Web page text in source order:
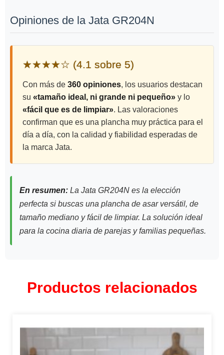
Opiniones de la Jata GR204N
★★★★☆ (4.1 sobre 5)
Con más de 360 opiniones, los usuarios destacan
su «tamaño ideal, ni grande ni pequeño» y lo
«fácil que es de limpiar». Las valoraciones
confirman que es una plancha muy práctica para el
día a día, con la calidad y fiabilidad esperadas de
la marca Jata.
En resumen: La Jata GR204N es la elección
perfecta si buscas una plancha de asar versátil, de
tamaño mediano y fácil de limpiar. La solución ideal
para la cocina diaria de parejas y familias pequeñas.
Productos relacionados